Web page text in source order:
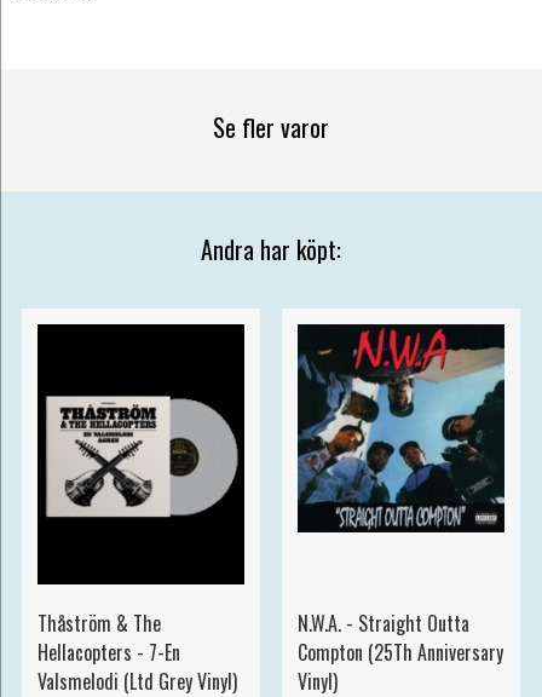
Se fler varor
Andra har köpt:
Thåström & The
Hellacopters - 7-En
Valsmelodi (Ltd Grey Vinyl)
N.W.A. - Straight Outta
Compton (25Th Anniversary
Vinyl)